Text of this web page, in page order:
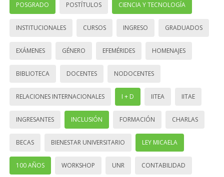
POSGRADO POSTÍTULOS CIENCIA Y TECNOLOGÍA
INSTITUCIONALES CURSOS INGRESO GRADUADOS
EXÁMENES GÉNERO EFEMÉRIDES HOMENAJES
BIBLIOTECA DOCENTES NODOCENTES
RELACIONES INTERNACIONALES I + D IITEA IITAE
INGRESANTES INCLUSIÓN FORMACIÓN CHARLAS
BECAS BIENESTAR UNIVERSITARIO LEY MICAELA
100 AÑOS WORKSHOP UNR CONTABILIDAD